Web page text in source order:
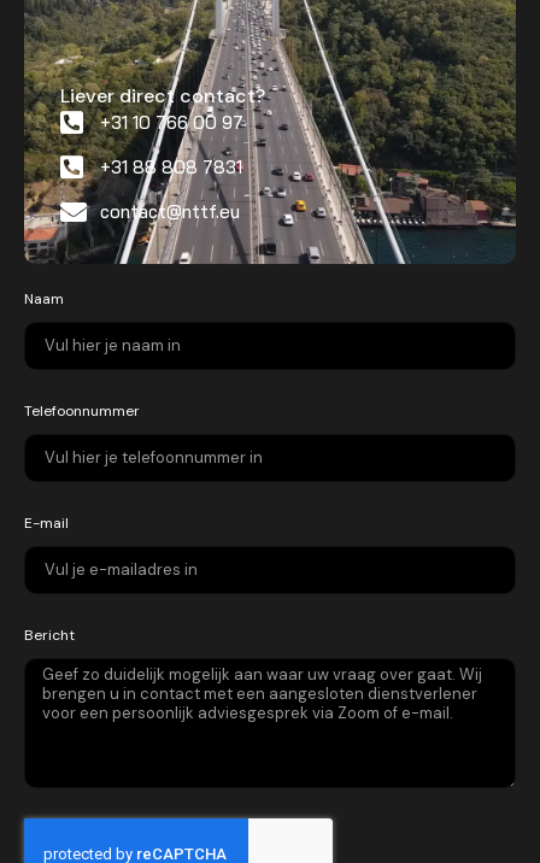
Liever direct contact?
+31 10 766 00 97
+31 88 808 7831
contact@nttf.eu
Naam
Telefoonnummer
E-mail
Bericht